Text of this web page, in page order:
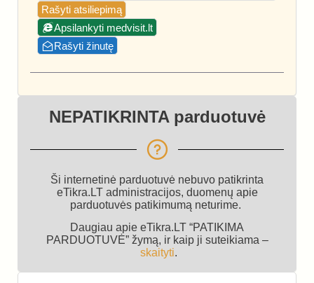
Rašyti atsiliepimą
Apsilankyti medvisit.lt
Rašyti žinutę
NEPATIKRINTA parduotuvė
Ši internetinė parduotuvė nebuvo patikrinta
eTikra.LT administracijos, duomenų apie
parduotuvės patikimumą neturime.
Daugiau apie eTikra.LT “PATIKIMA
PARDUOTUVĖ” žymą, ir kaip ji suteikiama –
skaityti.